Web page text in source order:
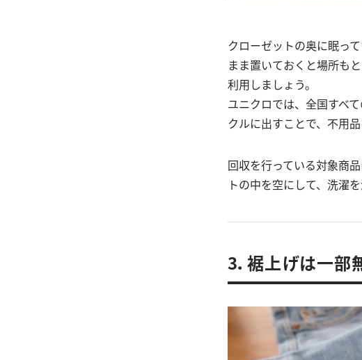
クローゼットの奥に眠っ
まま置いておくと場所も
利用しましょう。
ユニクロでは、全国すべ
クルに出すことで、不用
回収を行っている対象商
トの中を空にして、洗濯
3．裾上げは一部